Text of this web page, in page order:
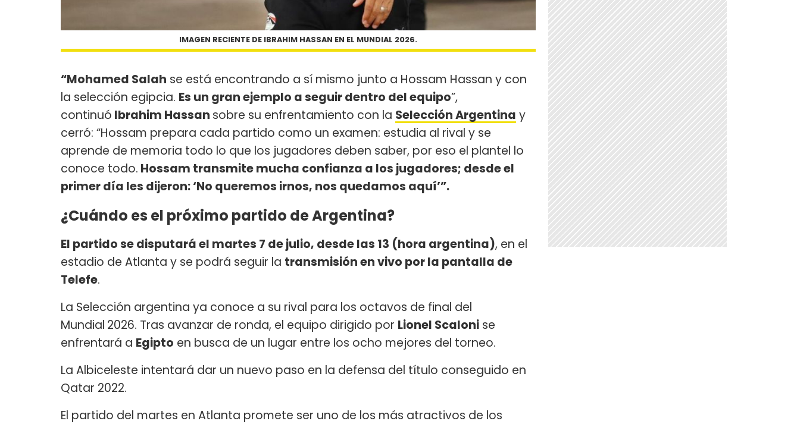
IMAGEN RECIENTE DE IBRAHIM HASSAN EN EL MUNDIAL 2026.
“Mohamed Salah se está encontrando a sí mismo junto a Hossam Hassan y con
la selección egipcia. Es un gran ejemplo a seguir dentro del equipo”,
continuó Ibrahim Hassan sobre su enfrentamiento con la Selección Argentina y
cerró: “Hossam prepara cada partido como un examen: estudia al rival y se
aprende de memoria todo lo que los jugadores deben saber, por eso el plantel lo
conoce todo. Hossam transmite mucha confianza a los jugadores; desde el
primer día les dijeron: ‘No queremos irnos, nos quedamos aquí’”.
¿Cuándo es el próximo partido de Argentina?
El partido se disputará el martes 7 de julio, desde las 13 (hora argentina), en el
estadio de Atlanta y se podrá seguir la transmisión en vivo por la pantalla de
Telefe.
La Selección argentina ya conoce a su rival para los octavos de final del
Mundial 2026. Tras avanzar de ronda, el equipo dirigido por Lionel Scaloni se
enfrentará a Egipto en busca de un lugar entre los ocho mejores del torneo.
La Albiceleste intentará dar un nuevo paso en la defensa del título conseguido en
Qatar 2022.
El partido del martes en Atlanta promete ser uno de los más atractivos de los